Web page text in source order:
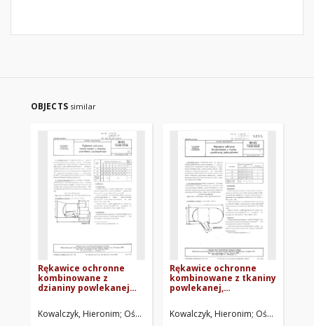
OBJECTS similar
Rękawice ochronne
kombinowane z
dzianiny powlekanej
82/7658-23.06
Kowalczyk, Hieronim Ośrodek Rozwoju Przemysłu Lekkiego
Rękawice ochronne
kombinowane z tkaniny
powlekanej,
82/7658-23.01
Kowalczyk, Hieronim Ośrodek